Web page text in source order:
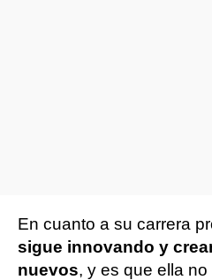
En cuanto a su carrera
sigue innovando y
nuevos, y es que ella